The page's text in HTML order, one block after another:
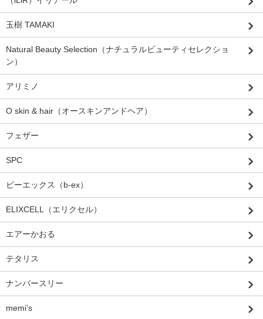
玉樹 TAMAKI
Natural Beauty Selection（ナチュラルビューティセレクショ
ン）
アリミノ
O skin & hair（オースキンアンドヘア）
フェザー
SPC
ビーエックス（b-ex）
ELIXCELL（エリクセル）
エアーかおる
テタリス
ナンバースリー
memi’s